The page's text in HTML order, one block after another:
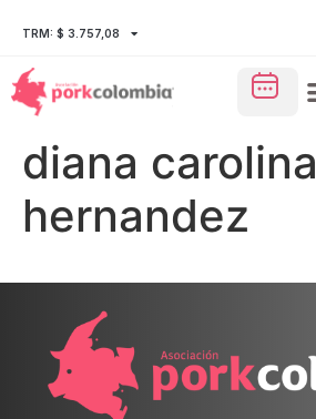
TRM: $ 3.757,08
diana carolina
hernandez